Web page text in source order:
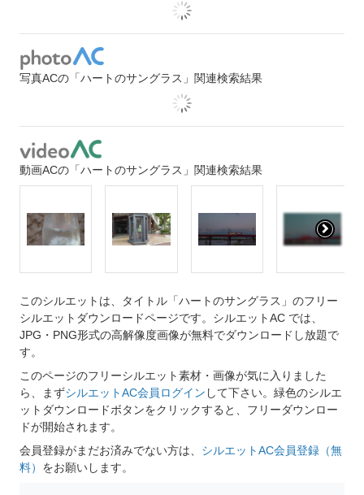
写真ACの「ハートのサングラス」関連検索結果
動画ACの「ハートのサングラス」関連検索結果
このシルエットは、タイトル「ハートのサングラス」のフリー
シルエットダウンロードページです。シルエットAC では、
JPG・PNG形式の高解像度画像が無料でダウンロードし放題で
す。
このページのフリーシルエット素材・画像が気に入りました
ら、まずシルエットAC会員ログイン して下さい。緑色のシルエ
ットダウンロードボタンをクリックすると、フリーダウンロー
ドが開始されます。
会員登録がまだお済みでない方は、 シルエットAC会員登録（無
料） をお願いします。